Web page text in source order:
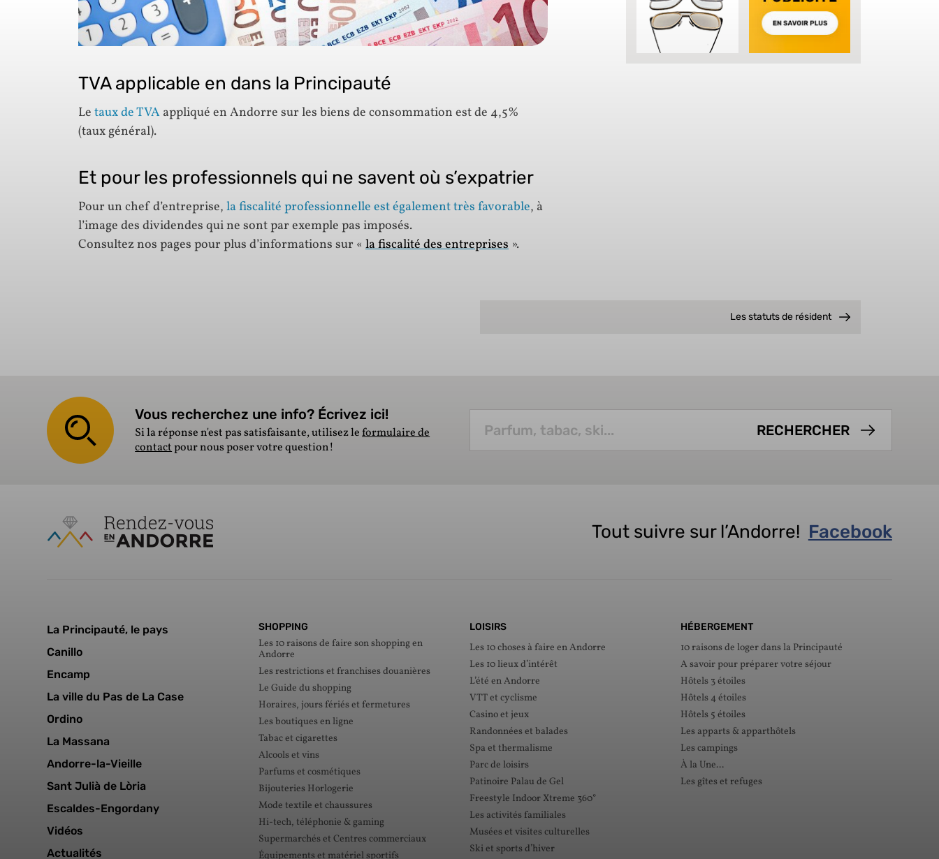
TVA applicable en dans la Principauté
Le taux de TVA appliqué en Andorre sur les biens de consommation est de 4,5%
(taux général).
Et pour les professionnels qui ne savent où s’expatrier
Pour un chef d’entreprise, la fiscalité professionnelle est également très favorable, à
l’image des dividendes qui ne sont par exemple pas imposés.
Consultez nos pages pour plus d’informations sur « la fiscalité des entreprises ».
Les statuts de résident
Vous recherchez une info? Écrivez ici!
Si la réponse n'est pas satisfaisante, utilisez leformulaire de
contactpour nous poser votre question!
Tout suivre sur l’Andorre! Facebook
La Principauté, le pays
Canillo
Encamp
La ville du Pas de La Case
Ordino
La Massana
Andorre-la-Vieille
Sant Julià de Lòria
Escaldes-Engordany
Vidéos
Actualités
SHOPPING
Les 10 raisons de faire son shopping en
Andorre
Les restrictions et franchises douanières
Le Guide du shopping
Horaires, jours fériés et fermetures
Les boutiques en ligne
Tabac et cigarettes
Alcools et vins
Parfums et cosmétiques
Bijouteries Horlogerie
Mode textile et chaussures
Hi-tech, téléphonie & gaming
Supermarchés et Centres commerciaux
Équipements et matériel sportifs
LOISIRS
Les 10 choses à faire en Andorre
Les 10 lieux d’intérêt
L’été en Andorre
VTT et cyclisme
Casino et jeux
Randonnées et balades
Spa et thermalisme
Parc de loisirs
Patinoire Palau de Gel
Freestyle Indoor Xtreme 360°
Les activités familiales
Musées et visites culturelles
Ski et sports d’hiver
HÉBERGEMENT
10 raisons de loger dans la Principauté
A savoir pour préparer votre séjour
Hôtels 3 étoiles
Hôtels 4 étoiles
Hôtels 5 étoiles
Les apparts & apparthôtels
Les campings
À la Une...
Les gîtes et refuges